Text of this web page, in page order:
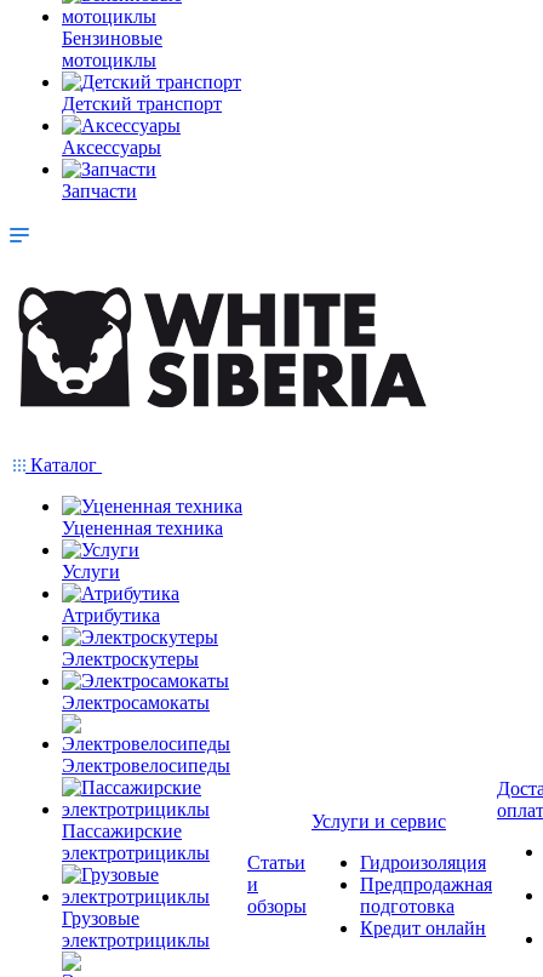
Бензиновые
мотоциклы
Детский транспорт
Аксессуары
Запчасти
Каталог
Уцененная техника
Услуги
Атрибутика
Электроскутеры
Электросамокаты
Электровелосипеды
Пассажирские
электротрициклы
Грузовые
электротрициклы
Статьи
и
обзоры
Услуги и сервис
Гидроизоляция
Предпродажная
подготовка
Кредит онлайн